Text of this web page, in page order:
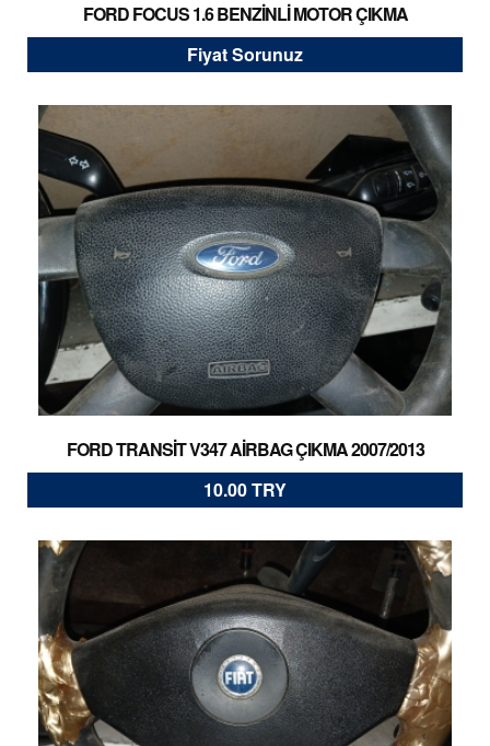
FORD FOCUS 1.6 BENZİNLİ MOTOR ÇIKMA
Fiyat Sorunuz
FORD TRANSİT V347 AİRBAG ÇIKMA 2007/2013
10.00 TRY